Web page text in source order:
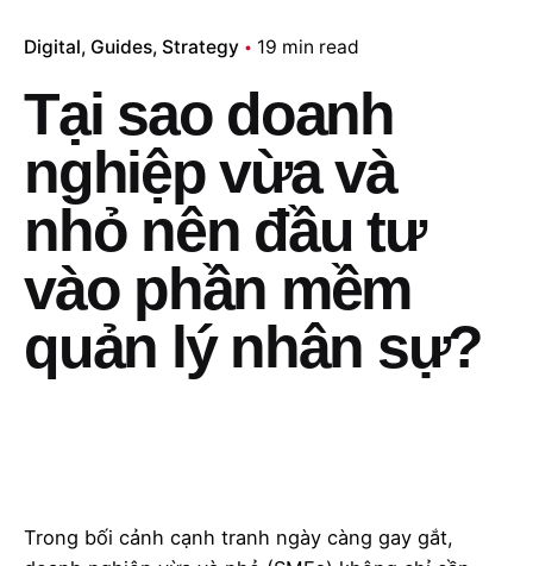
Digital Guides Strategy 19 min read
Tại sao doanh
nghiệp vừa và
nhỏ nên đầu tư
vào phần mềm
quản lý nhân sự?
Trong bối cảnh cạnh tranh ngày càng gay gắt,